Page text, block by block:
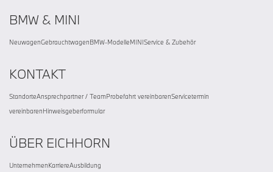
BMW & MINI
NeuwagenGebrauchtwagenBMW-ModelleMINIService & Zubehör
KONTAKT
StandorteAnsprechpartner / TeamProbefahrt vereinbarenServicetermin
vereinbarenHinweisgeberformular
ÜBER EICHHORN
UnternehmenKarriereAusbildung